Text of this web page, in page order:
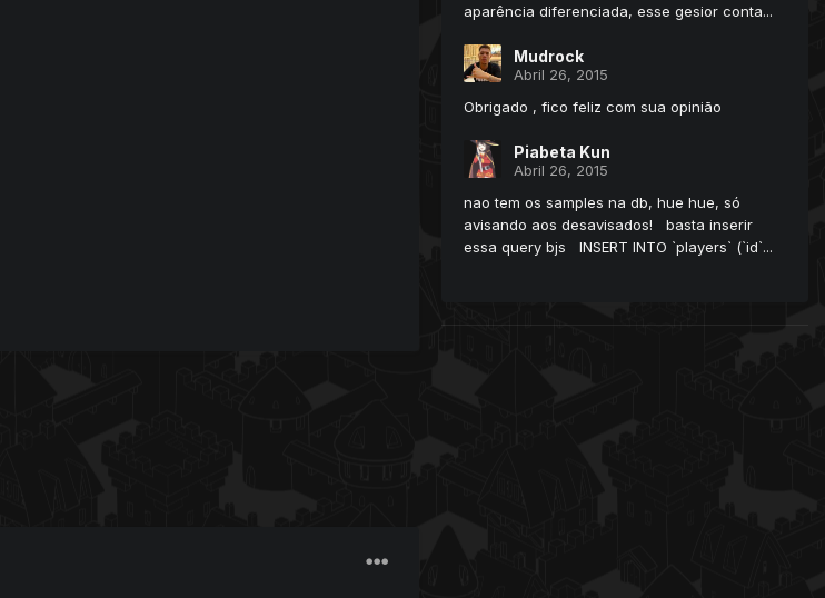
aparência diferenciada, esse gesior conta...
Mudrock
Abril 26, 2015
Obrigado , fico feliz com sua opinião
Piabeta Kun
Abril 26, 2015
nao tem os samples na db, hue hue, só
avisando aos desavisados! basta inserir
essa query bjs INSERT INTO `players` (`id`...